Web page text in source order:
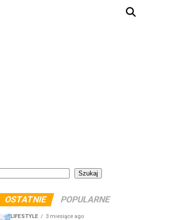
Szukaj
OSTATNIE POPULARNE
LIFESTYLE 3 miesiące ago